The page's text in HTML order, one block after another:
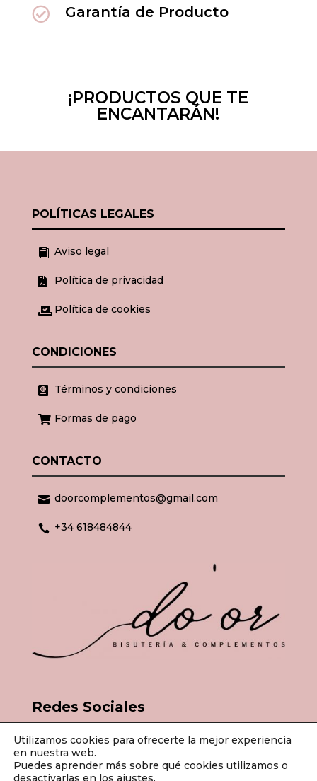
 Garantía de Producto
¡PRODUCTOS QUE TE
ENCANTARÁN!
POLÍTICAS LEGALES
 Aviso legal
 Política de privacidad
 Política de cookies
CONDICIONES
 Términos y condiciones
 Formas de pago
CONTACTO
 doorcomplementos@gmail.com
 +34 618484844
Redes Sociales
Utilizamos cookies para ofrecerte la mejor experiencia
en nuestra web.
Puedes aprender más sobre qué cookies utilizamos o
desactivarlas en los ajustes.